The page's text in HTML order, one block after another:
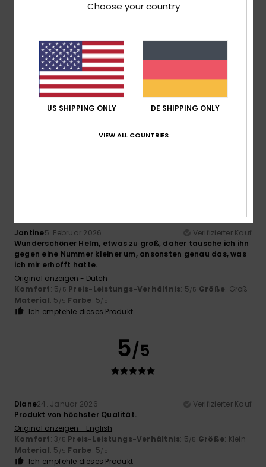
Preis-Leistungs-Verhältnis
Größe
Zu klein Zu groß
5.0
Jantine5. Februar 2026
Verifizierter Kauf
Wunderschöner Helm, etwas zu groß, daher tausche ich ihn
gegen eine Nummer kleiner um, ansonsten genau das, was
ich mir erhofft hatte.
Original anzeigen - Dutch
Komfort: 5/5 Preis-Leistungs-Verhältnis: 5/5 Größe: Groß
Material: 5 /5 Farbe: 5/5
Ich empfehle dieses Produkt
5/5
Diane24. Januar 2026
Verifizierter Kauf
Produkt von höchster Qualität.
Original anzeigen - English
Komfort: 3/5 Preis-Leistungs-Verhältnis: 5/5 Größe: Klein
Material: 5 /5 Farbe: 5/5
Ich empfehle dieses Produkt
Choose your country
US SHIPPING ONLY DE SHIPPING ONLY
VIEW ALL COUNTRIES